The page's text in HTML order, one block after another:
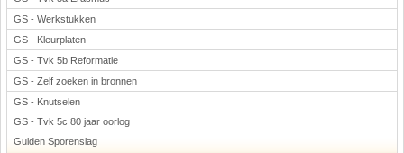
GS - Werkstukken
GS - Kleurplaten
GS - Tvk 5b Reformatie
GS - Zelf zoeken in bronnen
GS - Knutselen
GS - Tvk 5c 80 jaar oorlog
Gulden Sporenslag